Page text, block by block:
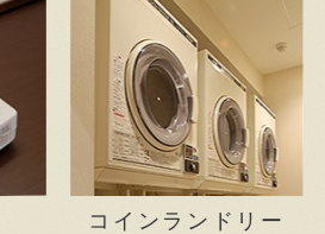
コインランドリー